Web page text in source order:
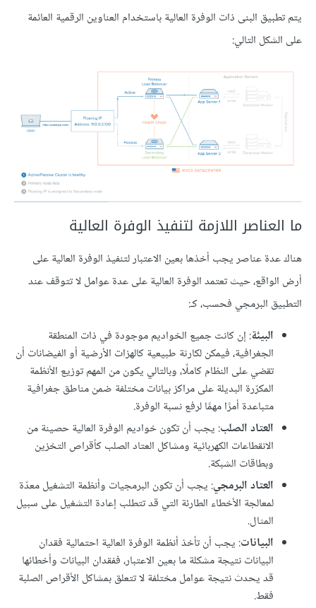
يتم تطبيق البنى ذات الوفرة العالية باستخدام العناوين الرقمية العائمة
على الشكل التالي:
ما العناصر اللازمة لتنفيذ الوفرة العالية
هناك عدة عناصر يجب أخذها بعين الاعتبار لتنفيذ الوفرة العالية على
أرض الواقع، حيث تعتمد الوفرة العالية على عدة عوامل لا تتوقف عند
التطبيق البرمجي فحسب، كـ:
البيئة: إن كانت جميع الخواديم موجودة في ذات المنطقة
الجغرافية، فيمكن لكارثة طبيعية كالهزات الأرضية أو الفيضانات أن
تقضي على النظام كاملًا، وبالتالي يكون من المهم توزيع الأنظمة
المكرّرة البديلة على مراكز بيانات مختلفة ضمن مناطق جغرافية
متباعدة أمرًا مهمًا لرفع نسبة الوفرة.
العتاد الصلب: يجب أن تكون خواديم الوفرة العالية حصينة من
الانقطاعات الكهربائية ومشاكل العتاد الصلب كأقراص التخزين
وبطاقات الشبكة.
العتاد البرمجي: يجب أن تكون البرمجيات وأنظمة التشغيل معدّة
لمعالجة الأخطاء الطارئة التي قد تتطلب إعادة التشغيل على سبيل
المثال.
البيانات: يجب أن تأخذ أنظمة الوفرة العالية احتمالية فقدان
البيانات نتيجة مشكلة ما بعين الاعتبار، ففقدان البيانات وأخطائها
قد يحدث نتيجة عوامل مختلفة لا تتعلق بمشاكل الأقراص الصلبة
فقط.